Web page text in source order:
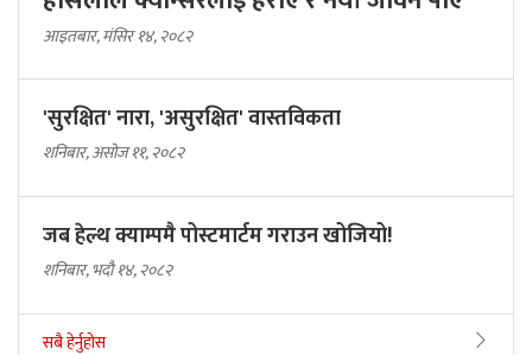
हौसलाले क्यान्सरलाई हराए र नयाँ जीवन पाए’
आइतबार, मंसिर १४, २०८२
'सुरक्षित' नारा, 'असुरक्षित' वास्तविकता
शनिबार, असोज ११, २०८२
जब हेल्थ क्याम्पमै पोस्टमार्टम गराउन खोजियो!
शनिबार, भदौ १४, २०८२